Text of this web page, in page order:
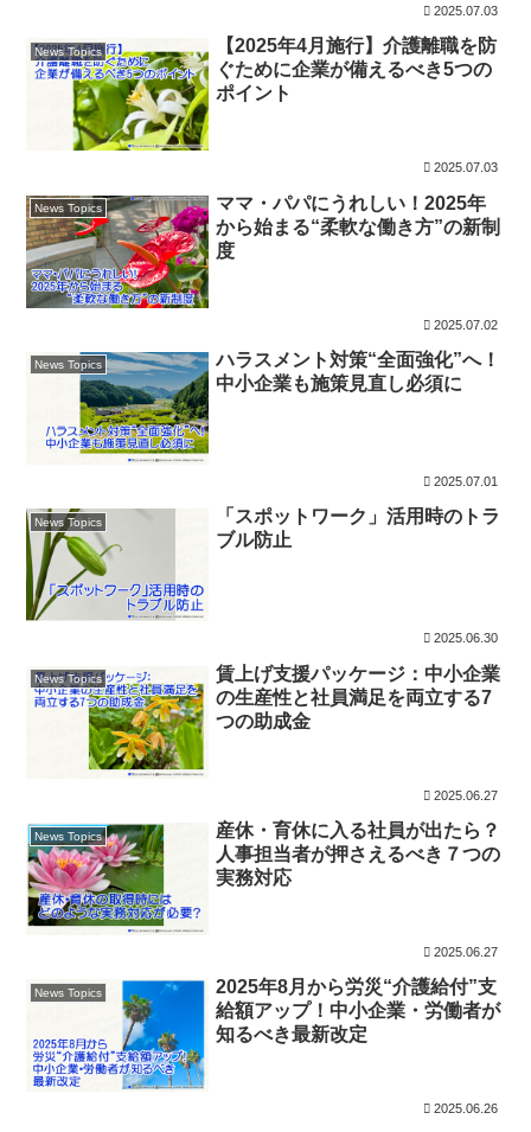
2025.07.03
News Topics
【2025年4月施行】介護離職を防
ぐために企業が備えるべき5つの
ポイント
2025.07.03
News Topics
ママ・パパにうれしい！2025年
から始まる“柔軟な働き方”の新制
度
2025.07.02
News Topics
ハラスメント対策“全面強化”へ！
中小企業も施策見直し必須に
2025.07.01
News Topics
「スポットワーク」活用時のトラ
ブル防止
2025.06.30
News Topics
賃上げ支援パッケージ：中小企業
の生産性と社員満足を両立する7
つの助成金
2025.06.27
News Topics
産休・育休に入る社員が出たら？
人事担当者が押さえるべき７つの
実務対応
2025.06.27
News Topics
2025年8月から労災“介護給付”支
給額アップ！中小企業・労働者が
知るべき最新改定
2025.06.26